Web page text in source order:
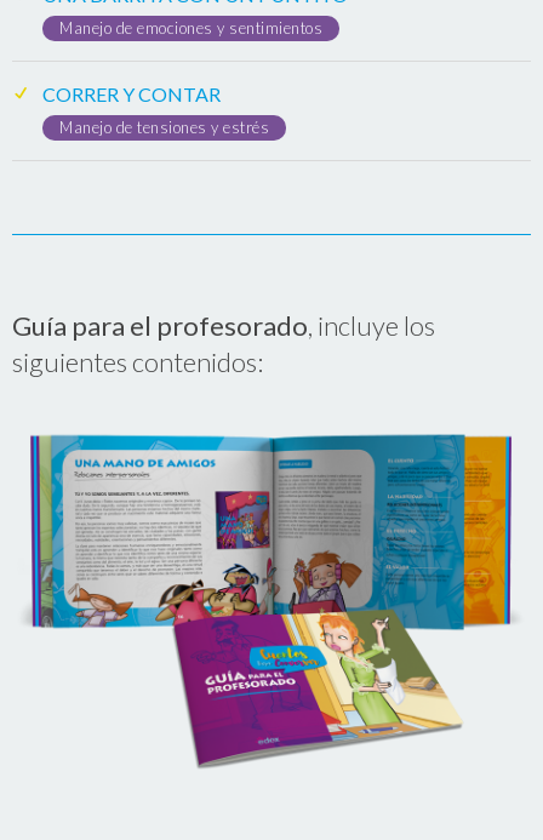
Manejo de emociones y sentimientos
CORRER Y CONTAR
Manejo de tensiones y estrés
Guía para el profesorado, incluye los
siguientes contenidos: